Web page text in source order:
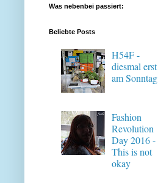
Was nebenbei passiert:
Beliebte Posts
H54F -
diesmal erst
am Sonntag
Fashion
Revolution
Day 2016 -
This is not
okay